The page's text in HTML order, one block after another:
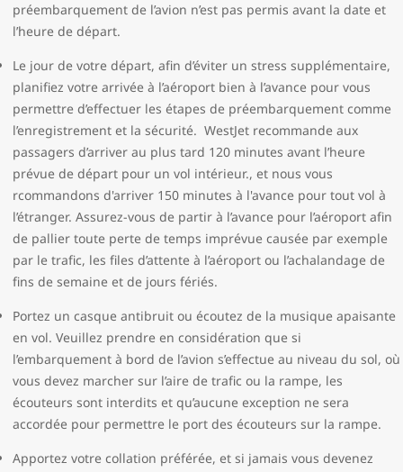
préembarquement de l’avion n’est pas permis avant la date et
l’heure de départ.
Le jour de votre départ, afin d’éviter un stress supplémentaire,
planifiez votre arrivée à l’aéroport bien à l’avance pour vous
permettre d’effectuer les étapes de préembarquement comme
l’enregistrement et la sécurité. WestJet recommande aux
passagers d’arriver au plus tard 120 minutes avant l’heure
prévue de départ pour un vol intérieur., et nous vous
rcommandons d'arriver 150 minutes à l'avance pour tout vol à
l’étranger. Assurez-vous de partir à l’avance pour l’aéroport afin
de pallier toute perte de temps imprévue causée par exemple
par le trafic, les files d’attente à l’aéroport ou l’achalandage de
fins de semaine et de jours fériés.
Portez un casque antibruit ou écoutez de la musique apaisante
en vol. Veuillez prendre en considération que si
l’embarquement à bord de l’avion s’effectue au niveau du sol, où
vous devez marcher sur l’aire de trafic ou la rampe, les
écouteurs sont interdits et qu’aucune exception ne sera
accordée pour permettre le port des écouteurs sur la rampe.
Apportez votre collation préférée, et si jamais vous devenez